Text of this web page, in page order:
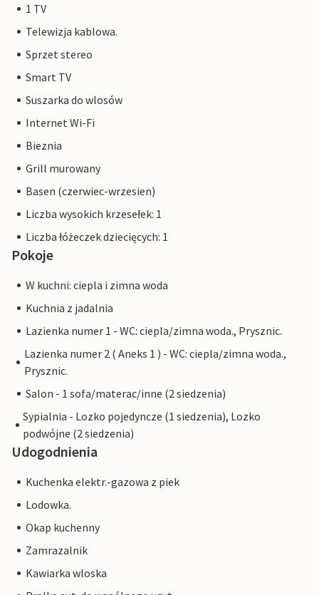
1 TV
Telewizja kablowa.
Sprzet stereo
Smart TV
Suszarka do wlosów
Internet Wi-Fi
Bieznia
Grill murowany
Basen (czerwiec-wrzesien)
Liczba wysokich krzesełek: 1
Liczba łóżeczek dziecięcych: 1
Pokoje
W kuchni: ciepla i zimna woda
Kuchnia z jadalnia
Lazienka numer 1 - WC: ciepla/zimna woda., Prysznic.
Lazienka numer 2 ( Aneks 1 ) - WC: ciepla/zimna woda.,
Prysznic.
Salon - 1 sofa/materac/inne (2 siedzenia)
Sypialnia - Lozko pojedyncze (1 siedzenia), Lozko
podwójne (2 siedzenia)
Udogodnienia
Kuchenka elektr.-gazowa z piek
Lodowka.
Okap kuchenny
Zamrazalnik
Kawiarka wloska